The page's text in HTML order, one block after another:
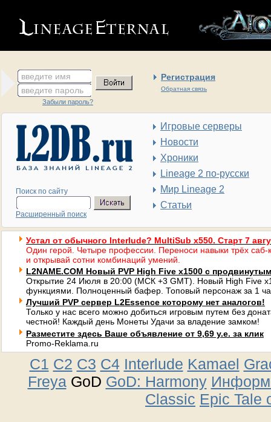
введите имя Регистрация
Обратная связь
введите пароль
Забыли пароль?
Поиск по сайту
Расширенный поиск
Игровые серверы
Новости
Хроники
Lineage 2 по-русски
Мир Lineage 2
Статьи
Устал от обычного Interlude? MultiSub x550. Старт 7
Один герой. Четыре профессии. Переноси навыки трёх саб-
и открывай сотни комбинаций умений.
L2NAME.COM Новый PVP High Five x1500 с
Открытие 24 Июля в 20:00 (МСК +3 GMT). Новый High Five
функциями. Полноценный бафер. Топовый персонаж за 1
Лучший PVP сервер L2Essence которому нет аналогов!
Только у нас всего можно добиться игровым путем без
честной! Каждый день Монеты Удачи за владение замком!
Разместите здесь Ваше объявление от 9,69 у.е. за клик
Promo-Reklama.ru
C1 C2 C3 C4 Interlude Kamael
FreyaGoD GoD: Harmony
Classic Epic Tale